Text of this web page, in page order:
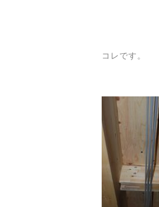
コレです。